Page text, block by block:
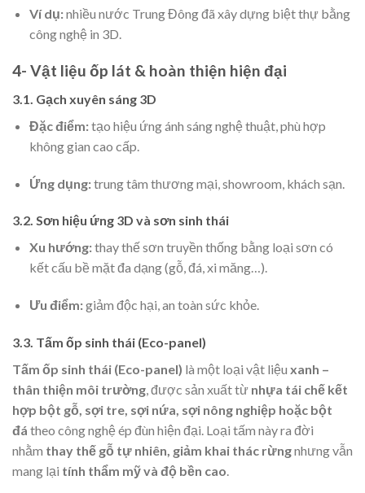
Ví dụ:nhiều nước Trung Đông đã xây dựng biệt thự bằng
công nghệ in 3D.
4- Vật liệu ốp lát & hoàn thiện hiện đại
3.1. Gạch xuyên sáng 3D
Đặc điểm:tạo hiệu ứng ánh sáng nghệ thuật, phù hợp
không gian cao cấp.
Ứng dụng:trung tâm thương mại, showroom, khách sạn.
3.2. Sơn hiệu ứng 3D và sơn sinh thái
Xu hướng:thay thế sơn truyền thống bằng loại sơn có
kết cấu bề mặt đa dạng (gỗ, đá, xi măng…).
Ưu điểm:giảm độc hại, an toàn sức khỏe.
3.3. Tấm ốp sinh thái (Eco-panel)
Tấm ốp sinh thái (Eco-panel) là một loại vật liệu xanh –
thân thiện môi trường, được sản xuất từ nhựa tái chế kết
hợp bột gỗ, sợi tre, sợi nứa, sợi nông nghiệp hoặc bột
đá theo công nghệ ép đùn hiện đại. Loại tấm này ra đời
nhằm thay thế gỗ tự nhiên, giảm khai thác rừngnhưng vẫn
mang lại tính thẩm mỹ và độ bền cao.